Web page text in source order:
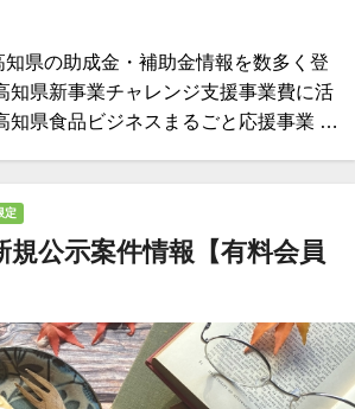
県の助成金・補助金情報を数多く登
知県新事業チャレンジ支援事業費に活
知県食品ビジネスまるごと応援事業 …
定
公示案件情報【有料会員